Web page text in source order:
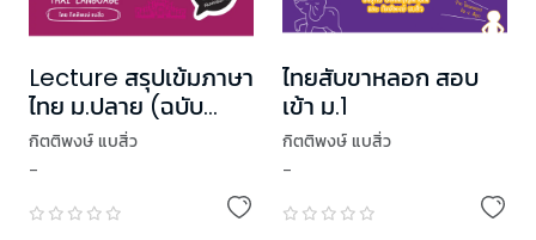
Lecture สรุปเข้มภาษา
ไทย ม.ปลาย (ฉบับ
ปรับปรุง)
กิตติพงษ์ แบสิ่ว
-
ไทยสับขาหลอก สอบ
เข้า ม.1
กิตติพงษ์ แบสิ่ว
,
-